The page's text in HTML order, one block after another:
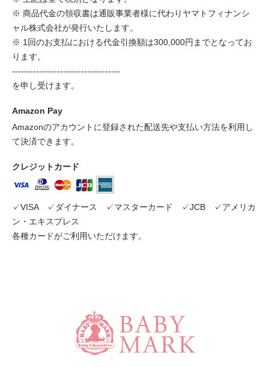
※ 商品代金の領収書は通販事業者様に代わりヤマトフィナンシ
ャル株式会社が発行いたします。
※ 1回のお支払における代金引換額は300,000円までとなってお
ります。
------------------------------------
を申し受けます。
Amazon Pay
Amazonのアカウントに登録された配送先や支払い方法を利用し
て決済できます。
クレジットカード
✓VISA ✓ダイナース ✓マスターカード ✓JCB ✓アメリカ
ン・エキスプレス
各種カードがご利用いただけます。